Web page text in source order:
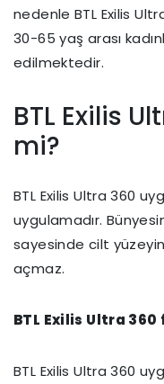
nedenle BTL Exilis
30-65 yaş arası
edilmektedir.
BTL Exilis
mi?
BTL Exilis Ultra 360
uygulamadır.
sayesinde cilt
açmaz.
BTL Exilis Ultra
BTL Exilis Ultra 360